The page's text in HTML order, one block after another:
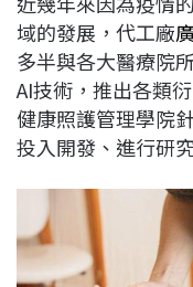
b
o
o
k
a
d
s
域的發展，代工廠
多半與各大醫療院
AI技術，推出各類
健康照護管理學院
投入開發、進行研